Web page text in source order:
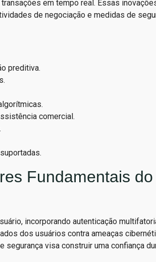
em tempo real. Essas
de negociação e medidas de
preditiva.
comercial.
Fundamentais do
incorporando autenticação
dos usuários contra ameaças
visa construir uma confiança